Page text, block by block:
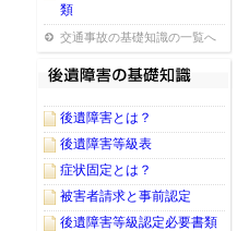
類
交通事故の基礎知識の一覧へ
後遺障害とは？
後遺障害等級表
症状固定とは？
被害者請求と事前認定
後遺障害等級認定必要書類